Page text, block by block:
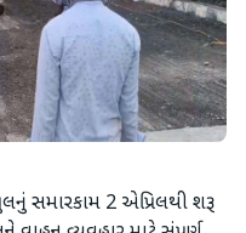
સમારકામ 2 એપ્રિલથી શરૂ